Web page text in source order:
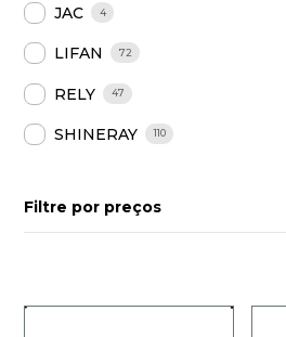
JAC 4
LIFAN 72
RELY 47
SHINERAY 110
Filtre por preços